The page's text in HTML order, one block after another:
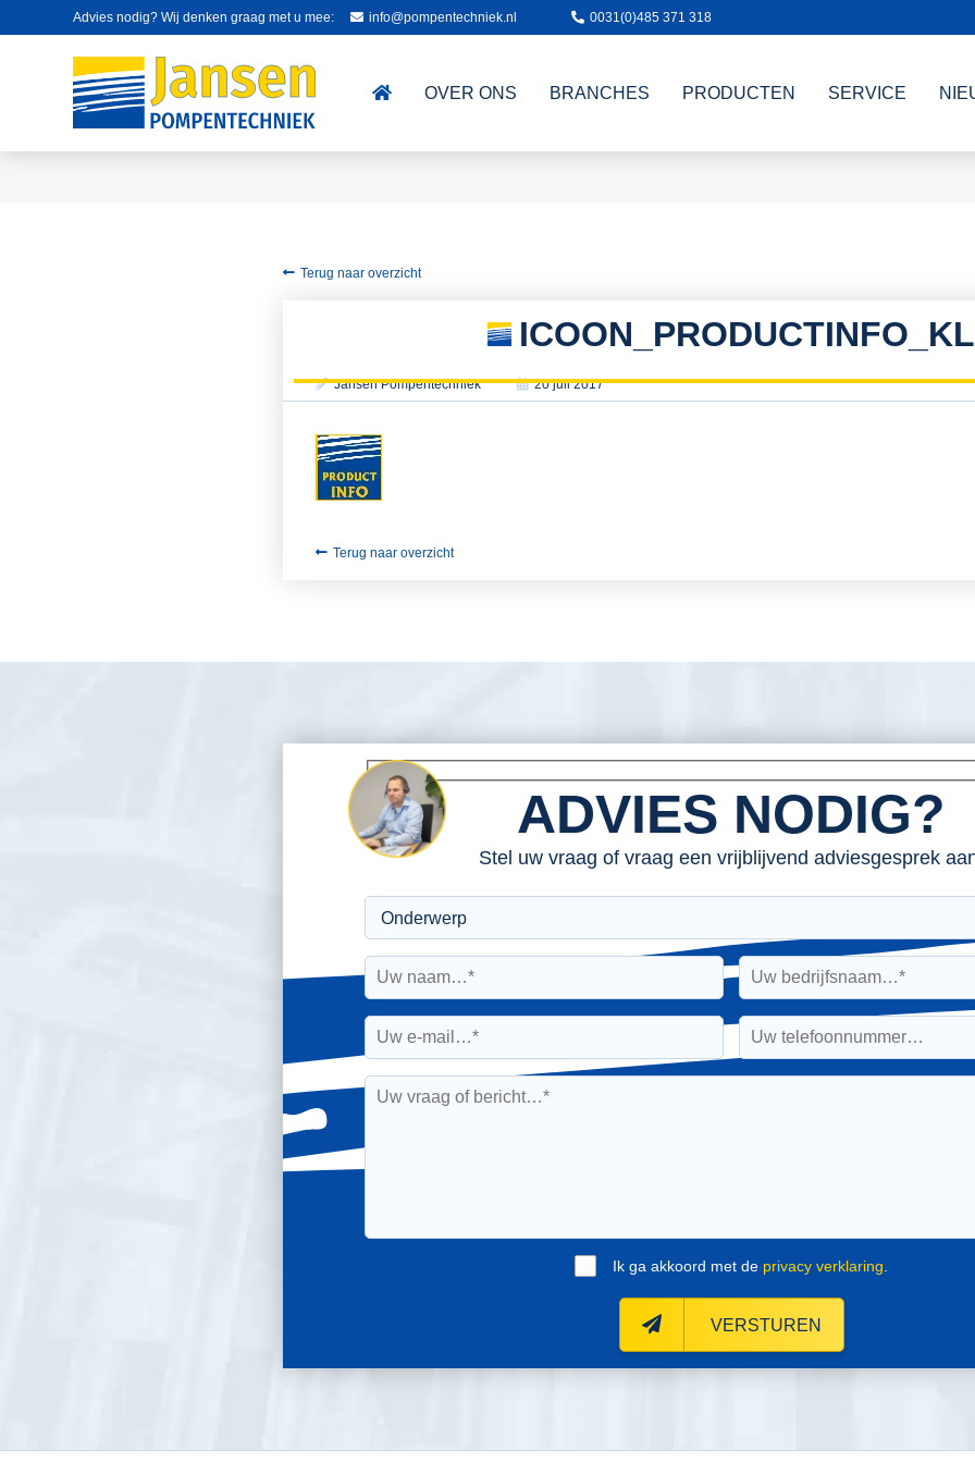
Advies nodig? Wij denken graag met u mee: info@pompentechniek.nl 0031(0)485 371 318
OVER ONS BRANCHES PRODUCTEN SERVICE
Terug naar overzicht
ICOON_PRODUCTINFO_KL
Jansen Pompentechniek 20 juli 2017
Terug naar overzicht
ADVIES NODIG?
Stel uw vraag of vraag een vrijblijvend adviesgesprek
Ik ga akkoord met de privacy verklaring
VERSTUREN